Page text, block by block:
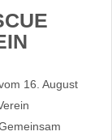
16. August